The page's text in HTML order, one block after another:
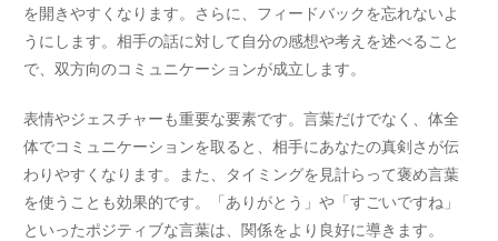
を開きやすくなります。さらに、フィードバックを忘れないよ
うにします。相手の話に対して自分の感想や考えを述べること
で、双方向のコミュニケーションが成立します。
表情やジェスチャーも重要な要素です。言葉だけでなく、体全
体でコミュニケーションを取ると、相手にあなたの真剣さが伝
わりやすくなります。また、タイミングを見計らって褒め言葉
を使うことも効果的です。「ありがとう」や「すごいですね」
といったポジティブな言葉は、関係をより良好に導きます。